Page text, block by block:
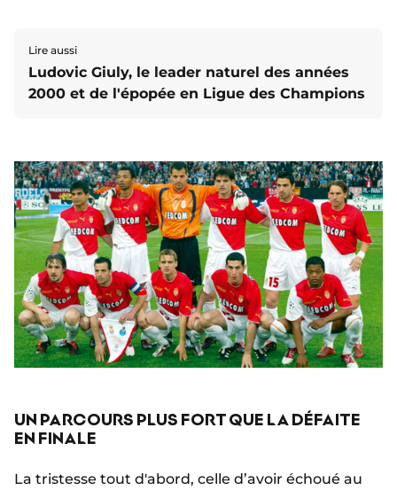
Lire aussi
Ludovic Giuly, le leader naturel des années
2000 et de l'épopée en Ligue des Champions
UN PARCOURS PLUS FORT QUE LA DÉFAITE
EN FINALE
La tristesse tout d'abord, celle d’avoir échoué au